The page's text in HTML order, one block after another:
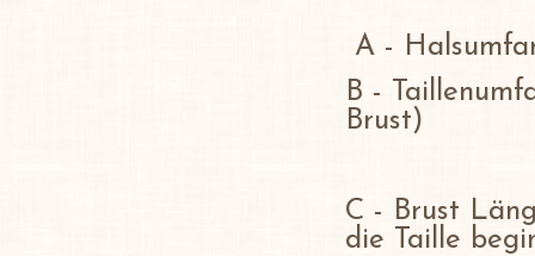
A -
B -
Brust)
C - Brust
die Taille